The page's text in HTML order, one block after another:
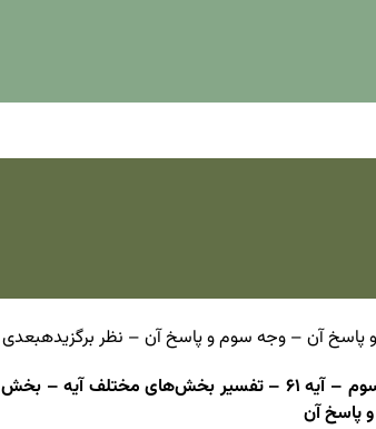
بعدی
تفسیر – جلسه سوم – آیه ۶۱ – تفسیر بخش‌های مختلف آیه – بخش
پاسخ آن